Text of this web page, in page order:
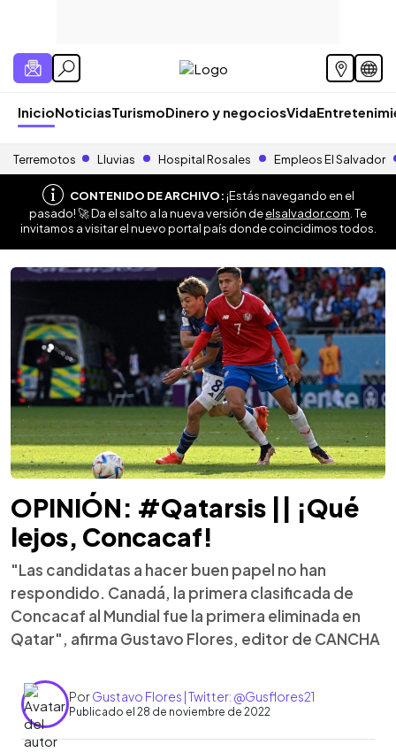
InicioNoticiasTurismoDinero y negociosVida
Terremotos Lluvias Hospital Rosales Empleos El Salvador
CONTENIDO DE ARCHIVO:¡Estás navegando en el
pasado! 🚀 Da el salto a la nueva versión deelsalvador.com . Te
invitamos a visitar el nuevo portal país donde coincidimos todos.
OPINIÓN: #Qatarsis || ¡Qué
lejos, Concacaf!
"Las candidatas a hacer buen papel no han
respondido. Canadá, la primera clasificada de
Concacaf al Mundial fue la primera eliminada en
Qatar", afirma Gustavo Flores, editor de CANCHA
PorGustavo Flores | Twitter: @Gusflores21
Publicado el 28 de noviembre de 2022